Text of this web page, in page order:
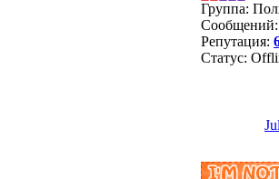
Группа:
Сообщений:
Репутация:
Статус: